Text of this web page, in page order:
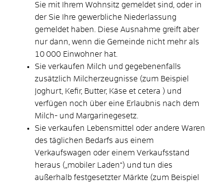
Sie mit Ihrem Wohnsitz gemeldet sind, oder in
der Sie Ihre gewerbliche Niederlassung
gemeldet haben. Diese Ausnahme greift aber
nur dann, wenn die Gemeinde nicht mehr als
10 000 Einwohner hat.
Sie verkaufen Milch und gegebenenfalls
zusätzlich Milcherzeugnisse (zum Beispiel
Joghurt, Kefir, Butter, Käse et cetera ) und
verfügen noch über eine Erlaubnis nach dem
Milch- und Margarinegesetz.
Sie verkaufen Lebensmittel oder andere Waren
des täglichen Bedarfs aus einem
Verkaufswagen oder einem Verkaufsstand
heraus („mobiler Laden“) und tun dies
außerhalb festgesetzter Märkte (zum Beispiel